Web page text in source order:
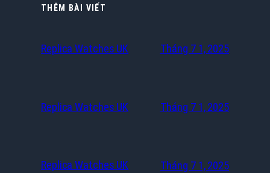
THÊM BÀI VIẾT
Replica Watches UK Tháng 7 1, 2025
Replica Watches UK Tháng 7 1, 2025
Replica Watches UK Tháng 7 1, 2025